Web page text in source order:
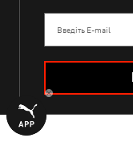
Введіть E-mail